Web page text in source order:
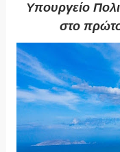
Υπουργείο
στο